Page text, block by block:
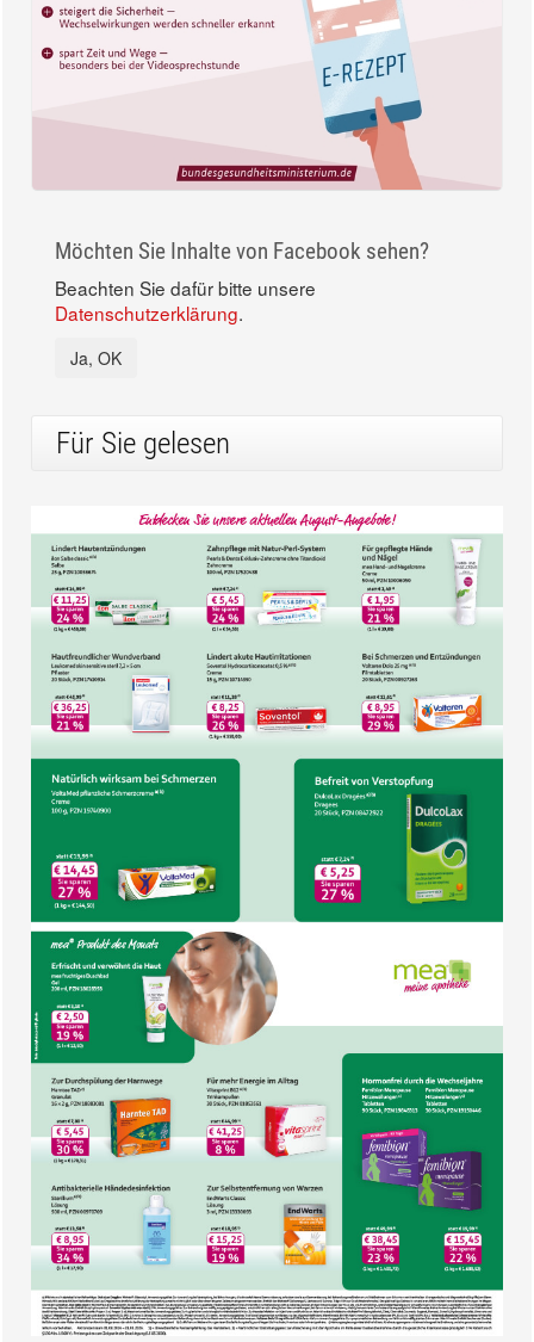
Möchten Sie Inhalte von Facebook sehen?
Beachten Sie dafür bitte unsere
Datenschutzerklärung.
Ja, OK
Für Sie gelesen